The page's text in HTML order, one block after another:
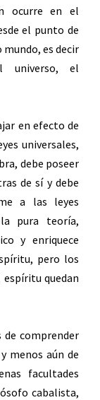
ocurre en el
el punto de
es decir
universo, el
en efecto de
universales,
debe poseer
de sí y debe
a las leyes
pura teoría,
y enriquece
pero los
quedan
de comprender
menos aún de
facultades
cabalista,